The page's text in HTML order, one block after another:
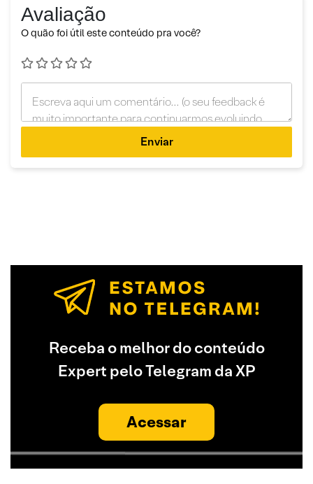
Avaliação
O quão foi útil este conteúdo pra você?
Enviar
Receba o melhor do conteúdo
Expert pelo Telegram da XP
Acessar